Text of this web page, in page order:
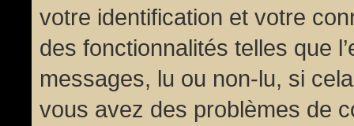
votre identification et votre
des fonctionnalités telles que
messages, lu ou non-lu, si
vous avez des problèmes de